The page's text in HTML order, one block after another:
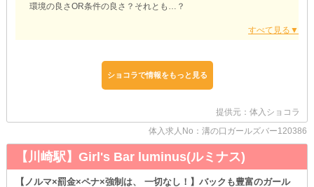
環境の良さOR条件の良さ？それとも…？
それがなんであれ、当店ならきっとご満足いただけると思います♥
【Bar GENIE+（プラス）】
《ノンアル接客》が、窮屈感なくできる雰囲気をつくっています！
だって…いくら“飲まずにバイトできますよ～！”と言ったって“しに
くければ”意味ないと思いませんか？
なので当店は、どんな子も無理なく自分に合った働き方ができる空
気感にこだわりました◎
ショコラで情報をもっと見る
提供元：体入ショコラ
体入求人No：溝の口ガールズバー120386
【川崎駅】Girl's Bar luminus(ルミナス)
【ノルマ×罰金×ペナ×強制は、 一切なし！】バックも豊富のガール